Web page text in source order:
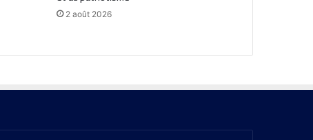
2 août 2026